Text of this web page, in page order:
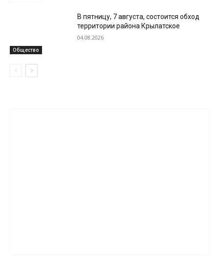
Общество
В пятницу, 7 августа, состоится обход
территории района Крылатское
04.08.2026